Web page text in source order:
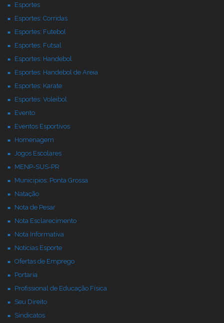
Esportes
Esportes: Corridas
Esportes: Futebol
Esportes: Futsal
Esportes: Handebol
Esportes: Handebol de Areia
Esportes: Karate
Esportes: Voleibol
Evento
Eventos Esportivos
Homenagem
Jogos Escolares
MENP-SUS-PR
Municipios: Ponta Grossa
Natação
Nota de Pesar
Nota Esclarecimento
Nota Informativa
Noticias Esporte
Ofertas de Emprego
Portaria
Profissional de Educação Física
Seu Direito
Sindicatos